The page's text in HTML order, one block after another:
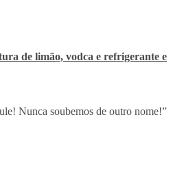
de limão, vodca e refrigerante e
Nunca soubemos de outro nome!”